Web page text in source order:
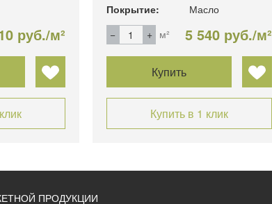
руб./м²
Покрытие:
Масло
м²
5 540 руб./м²
Купить
Купить в 1 клик
ПРОДУКЦИИ